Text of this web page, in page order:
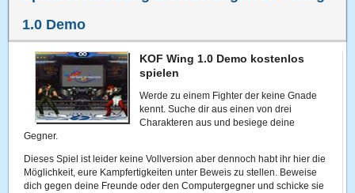
1.0 Demo
KOF Wing 1.0 Demo kostenlos
spielen
Werde zu einem Fighter der keine Gnade
kennt. Suche dir aus einen von drei
Charakteren aus und besiege deine
Gegner.
Dieses Spiel ist leider keine Vollversion aber dennoch habt ihr hier die
Möglichkeit, eure Kampfertigkeiten unter Beweis zu stellen. Beweise
dich gegen deine Freunde oder den Computergegner und schicke sie